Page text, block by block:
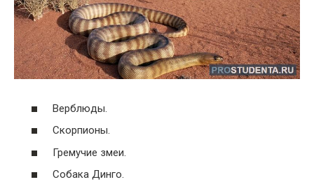
Верблюды.
Скорпионы.
Гремучие змеи.
Собака Динго.